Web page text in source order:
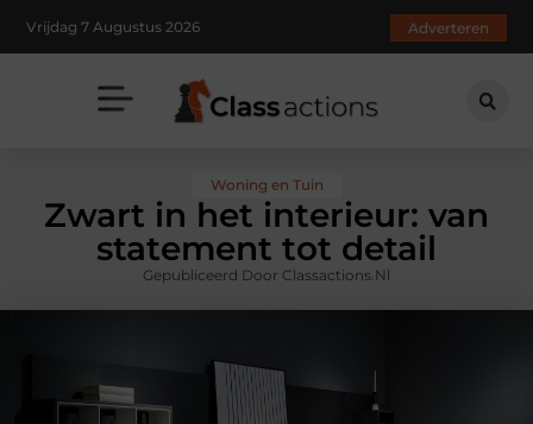
Vrijdag 7 Augustus 2026 Adverteren
Woning en Tuin
Zwart in het interieur: van
statement tot detail
Gepubliceerd Door Classactions.nl